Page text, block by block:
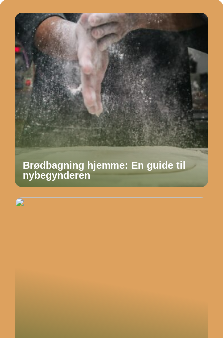
Brødbagning hjemme: En guide til
nybegynderen